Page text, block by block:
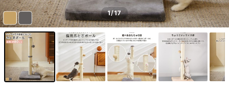
1/17